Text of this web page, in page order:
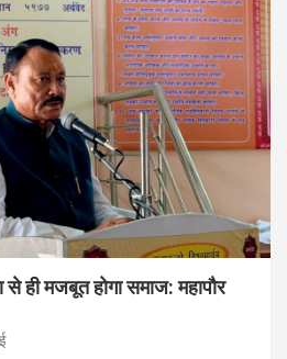
से ही मजबूत होगा समाज: महापौर